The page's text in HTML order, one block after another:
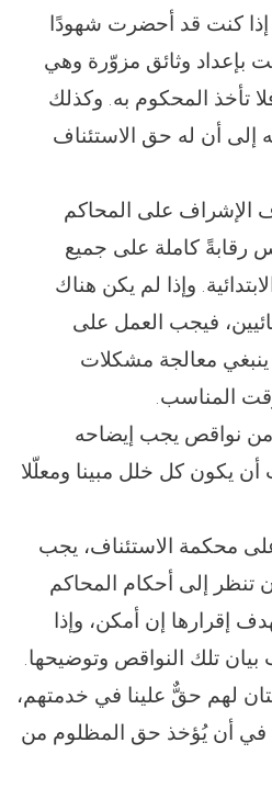
إذا كنت قد أحضرت شهودًا
بإعداد وثائق مزوّرة وهي
تأخذ المحكوم به. وكذلك
إلى أن له حق الاستئناف
الإشراف على المحاكم
رقابةً كاملة على جميع
وإذا لم يكن هناك
فيجب العمل على
ينبغي معالجة مشكلات
المناسب.
من نواقص يجب إيضاحه
أن يكون كل خلل مبينا ومعلّلا
على محكمة الاستئناف، يجب
تنظر إلى أحكام المحاكم
إقرارها إن أمكن، وإذا
تلك النواقص وتوضيحها.
لهم حقٌّ علينا في خدمتهم،
في أن يُؤخذ حق المظلوم من